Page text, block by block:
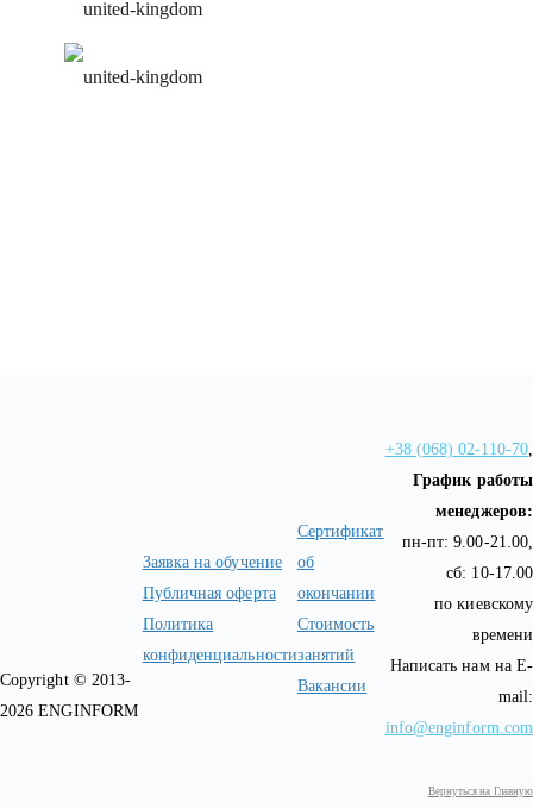
Copyright © 2013-
2026 ENGINFORM
Заявка на обучение
Публичная оферта
Политика
конфиденциальности
Сертификат
об
окончании
Стоимость
занятий
Вакансии
+38 (068) 02-110-70,
График работы
менеджеров:
пн-пт: 9.00-21.00,
сб: 10-17.00
по киевскому
времени
Написать нам на E-
mail:
info@enginform.com
Вернуться на Главную